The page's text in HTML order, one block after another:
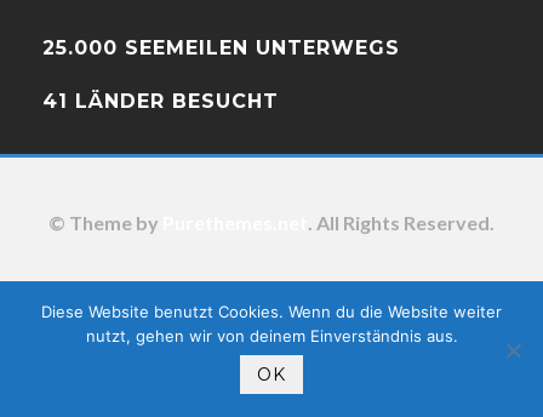
25.000 SEEMEILEN UNTERWEGS
41 LÄNDER BESUCHT
© Theme by . All Rights Reserved.
Diese Website benutzt Cookies. Wenn du die Website weiter
nutzt, gehen wir von deinem Einverständnis aus.
OK